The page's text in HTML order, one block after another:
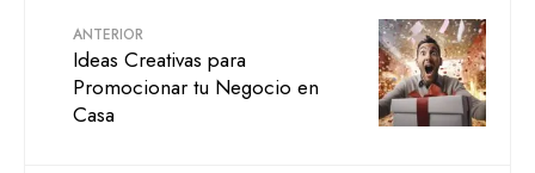
ANTERIOR
Ideas Creativas para
Promocionar tu Negocio en
Casa